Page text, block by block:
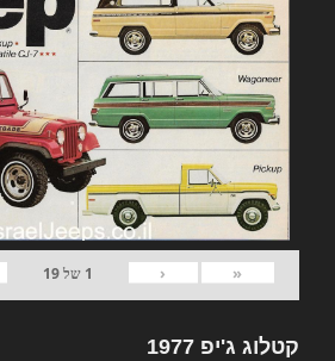
«
‹
1 של19
קטלוג ג'יפ 1977